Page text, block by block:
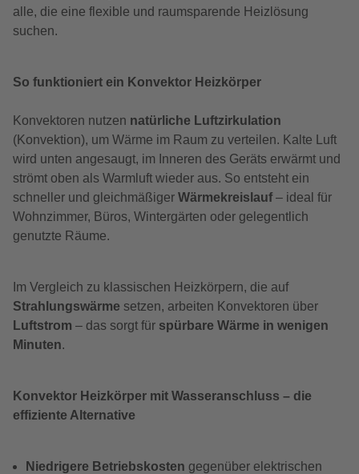
alle, die eine flexible und raumsparende Heizlösung
suchen.
So funktioniert ein Konvektor Heizkörper
Konvektoren nutzen natürliche Luftzirkulation
(Konvektion), um Wärme im Raum zu verteilen. Kalte Luft
wird unten angesaugt, im Inneren des Geräts erwärmt und
strömt oben als Warmluft wieder aus. So entsteht ein
schneller und gleichmäßiger Wärmekreislauf– ideal für
Wohnzimmer, Büros, Wintergärten oder gelegentlich
genutzte Räume.
Im Vergleich zu klassischen Heizkörpern, die auf
Strahlungswärme setzen, arbeiten Konvektoren über
Luftstrom – das sorgt für spürbare Wärme in wenigen
Minuten.
Konvektor Heizkörper mit Wasseranschluss – die
effiziente Alternative
Niedrigere Betriebskosten gegenüber elektrischen